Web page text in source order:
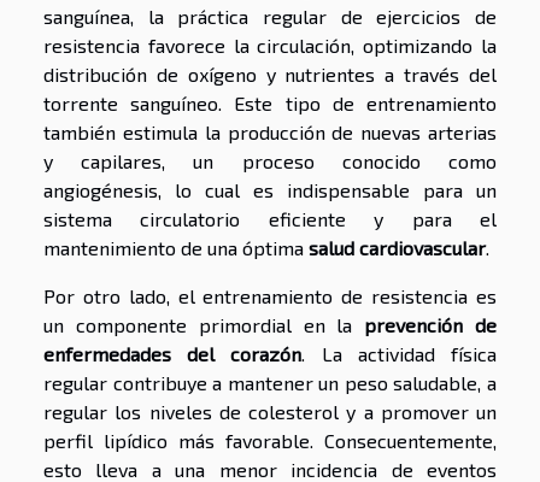
sanguínea, la práctica regular de ejercicios de
resistencia favorece la circulación, optimizando la
distribución de oxígeno y nutrientes a través del
torrente sanguíneo. Este tipo de entrenamiento
también estimula la producción de nuevas arterias
y capilares, un proceso conocido como
angiogénesis, lo cual es indispensable para un
sistema circulatorio eficiente y para el
mantenimiento de una óptima salud cardiovascular.
Por otro lado, el entrenamiento de resistencia es
un componente primordial en la prevención de
enfermedades del corazón. La actividad física
regular contribuye a mantener un peso saludable, a
regular los niveles de colesterol y a promover un
perfil lipídico más favorable. Consecuentemente,
esto lleva a una menor incidencia de eventos